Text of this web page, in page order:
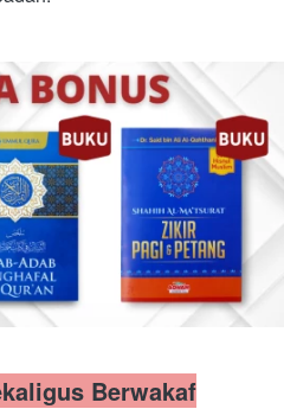
Berwakaf